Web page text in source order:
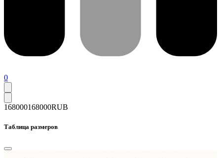
0
168000168000RUB
Таблица размеров